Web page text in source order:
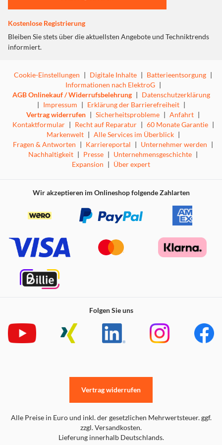
Kostenlose Registrierung
Bleiben Sie stets über die aktuellsten Angebote und Techniktrends
informiert.
Cookie-Einstellungen | Digitale Inhalte | Batterieentsorgung |
Informationen nach ElektroG |
AGB Onlinekauf / Widerrufsbelehrung | Datenschutzerklärung
| Impressum | Erklärung der Barrierefreiheit |
Vertrag widerrufen | Sicherheitsprobleme | Anfahrt |
Kontaktformular | Recht auf Reparatur | 60 Monate Garantie |
Markenwelt | Alle Services im Überblick |
Fragen & Antworten | Karriereportal | Unternehmer werden |
Nachhaltigkeit | Presse | Unternehmensgeschichte |
Expansion | Über expert
Wir akzeptieren im Onlineshop folgende Zahlarten
Folgen Sie uns
Alle Preise in Euro und inkl. der gesetzlichen Mehrwertsteuer. ggf.
zzgl. Versandkosten.
Lieferung innerhalb Deutschlands.
Vertrag widerrufen